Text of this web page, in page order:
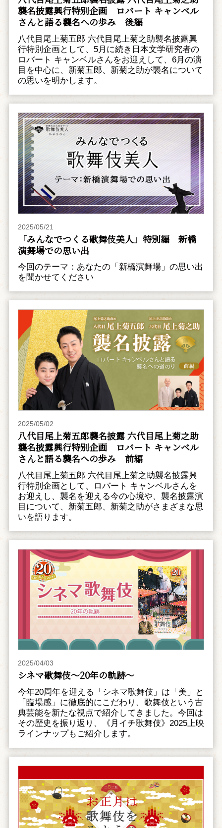
襲名披露興行特別企画 ――ロバート キャンベル
さんと語る襲名への歩み 後編
八代目尾上菊五郎 六代目尾上菊之助襲名披露興
行特別企画として、5月に続き日本文学研究者の
ロバート キャンベルさんをお迎えして、6月の演
目を中心に、新菊五郎、新菊之助が襲名について
の思いを明かします。
2025/05/21
「みんなでつくる歌舞伎美人」特別編 新橋
演舞場での思い出
今回のテーマ：あなたの「新橋演舞場」の思い出
を聞かせてください
2025/05/02
八代目尾上菊五郎襲名披露 六代目尾上菊之助
襲名披露興行特別企画 ――ロバート キャンベル
さんと語る襲名への歩み 前編
八代目尾上菊五郎 六代目尾上菊之助襲名披露興
行特別企画として、ロバート キャンベルさんを
お迎えし、襲名を迎える今の心境や、襲名披露演
目について、新菊五郎、新菊之助がさまざまな思
いを語ります。
2025/04/03
シネマ歌舞伎～20年の軌跡～
今年20周年を迎える「シネマ歌舞伎」は「美」と
「臨場感」に徹底的にこだわり、歌舞伎という古
典芸能を新たな視点で紹介してきました。今回は
その歴史を振り返り、《月イチ歌舞伎》2025上映
ラインナップもご紹介します。